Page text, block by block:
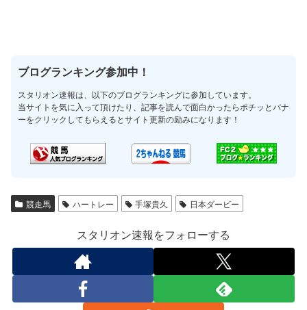
ブログランキング参加中！
スタリオン速報は、以下のブログランキングに参加しています。
当サイトを気に入って頂けたり、記事を読んで面白かったらポチッとバナ
ーをクリックしてもらえるとサイト更新の励みになります！
競走馬 ハートレー 手塚貴久 日本ダービー
スタリオン速報をフォローする